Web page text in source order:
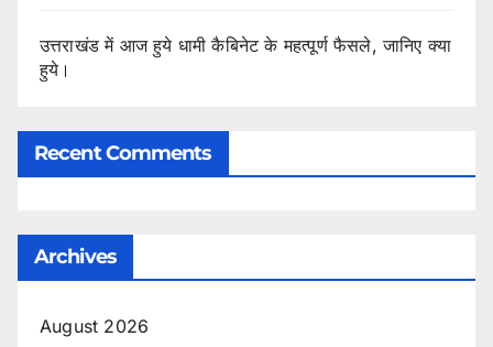
उत्तराखंड में आज हुये धामी कैबिनेट के महत्पूर्ण फैसले, जानिए क्या
हुये।
Recent Comments
Archives
August 2026